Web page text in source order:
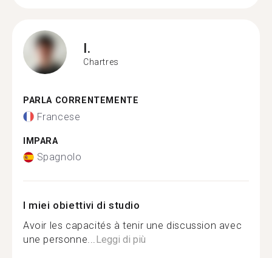
I.
Chartres
PARLA CORRENTEMENTE
Francese
IMPARA
Spagnolo
I miei obiettivi di studio
Avoir les capacités à tenir une discussion avec
une personne...Leggi di più